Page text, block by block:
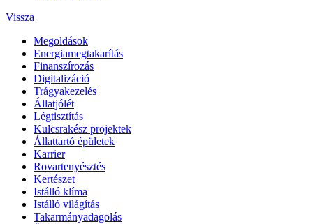
Vissza
Megoldások
Energiamegtakarítás
Finanszírozás
Digitalizáció
Trágyakezelés
Állatjólét
Légtisztítás
Kulcsrakész projektek
Állattartó épületek
Karrier
Rovartenyésztés
Kertészet
Istálló klíma
Istálló világítás
Takarmányadagolás